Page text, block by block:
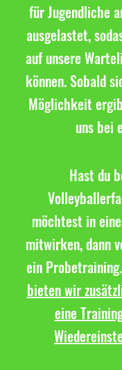
für Jugendliche
ausgelastet,
auf unsere
können. Sobald
Möglichkeit
uns bei
Hast du
möchtest in
mitwirken, dann
ein Probetraining.
bieten wir
eine